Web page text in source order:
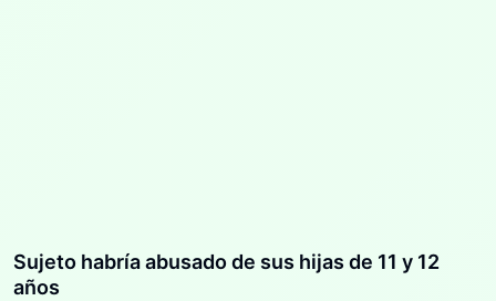
Sujeto habría abusado de sus hijas de 11 y 12
años